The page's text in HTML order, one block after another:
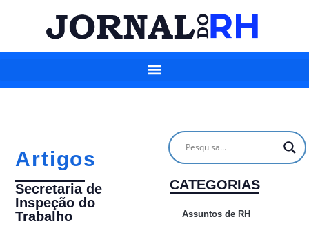
Artigos
Secretaria de
Inspeção do
Trabalho
CATEGORIAS
Assuntos de RH